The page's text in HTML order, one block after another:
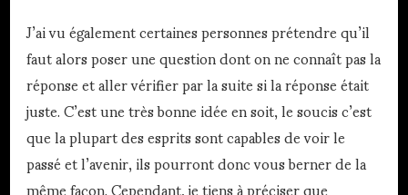
J’ai vu également certaines personnes prétendre qu’il
faut alors poser une question dont on ne connaît pas la
réponse et aller vérifier par la suite si la réponse était
juste. C’est une très bonne idée en soit, le soucis c’est
que la plupart des esprits sont capables de voir le
passé et l’avenir, ils pourront donc vous berner de la